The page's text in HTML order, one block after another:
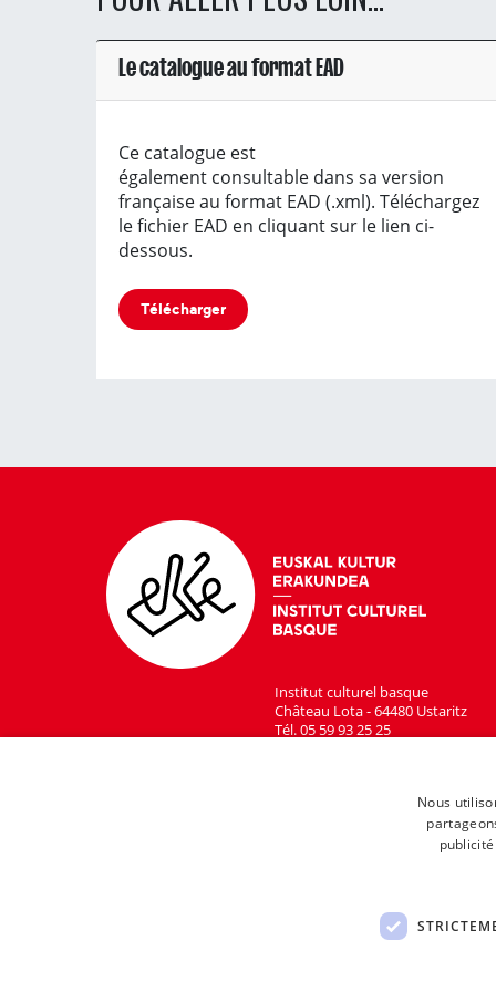
Le catalogue au format EAD
Ce catalogue est
également consultable dans sa version
française au format EAD (.xml). Téléchargez
le fichier EAD en cliquant sur le lien ci-
dessous.
Télécharger
Institut culturel basque
Château Lota - 64480 Ustaritz
Tél. 05 59 93 25 25
Nous